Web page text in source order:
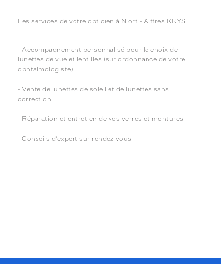
Les services de votre opticien à Niort - Aiffres KRYS
- Accompagnement personnalisé pour le choix de
lunettes de vue et lentilles (sur ordonnance de votre
ophtalmologiste)
- Vente de lunettes de soleil et de lunettes sans
correction
- Réparation et entretien de vos verres et montures
- Conseils d’expert sur rendez-vous